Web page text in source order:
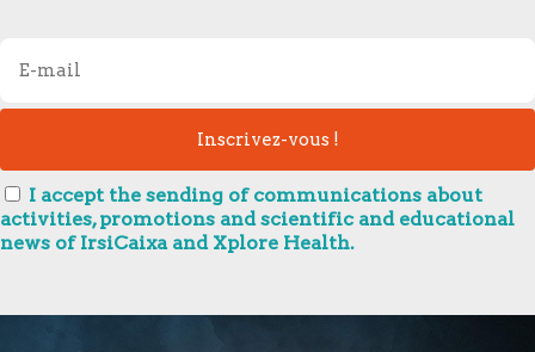
I accept the sending of communications about
activities, promotions and scientific and educational
news of IrsiCaixa and Xplore Health.